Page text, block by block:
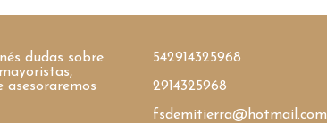
dudas sobre
542914325968
2914325968
fsdemitierra@hotmail.com